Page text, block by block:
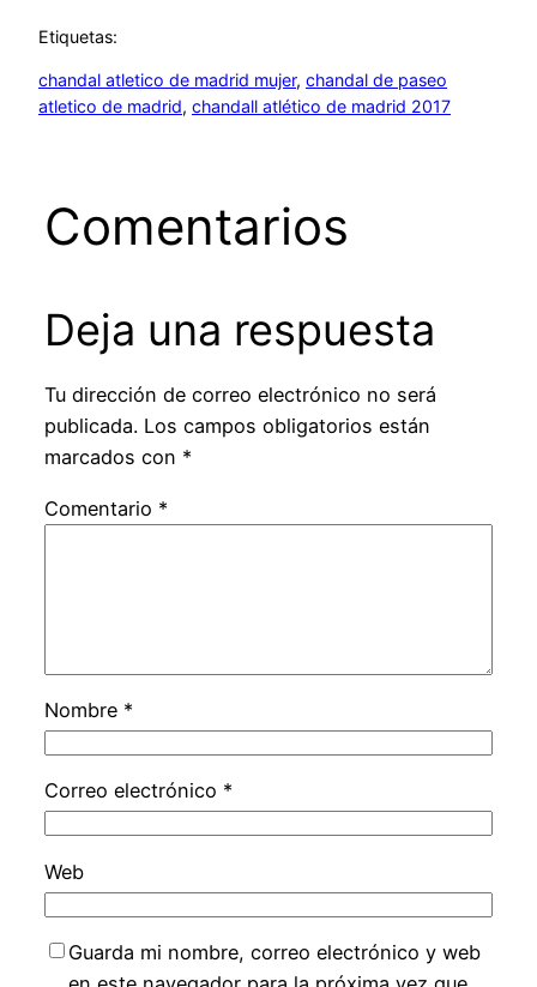
Etiquetas:
chandal atletico de madrid mujer, chandal de paseo
atletico de madrid, chandall atlético de madrid 2017
Comentarios
Deja una respuesta
Tu dirección de correo electrónico no será
publicada. Los campos obligatorios están
marcados con *
Comentario *
Nombre *
Correo electrónico *
Web
Guarda mi nombre, correo electrónico y web